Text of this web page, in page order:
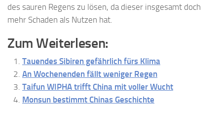
des sauren Regens zu lösen, da dieser insgesamt doch
mehr Schaden als Nutzen hat.
Zum Weiterlesen:
Tauendes Sibiren gefährlich fürs Klima
An Wochenenden fällt weniger Regen
Taifun WIPHA trifft China mit voller Wucht
Monsun bestimmt Chinas Geschichte